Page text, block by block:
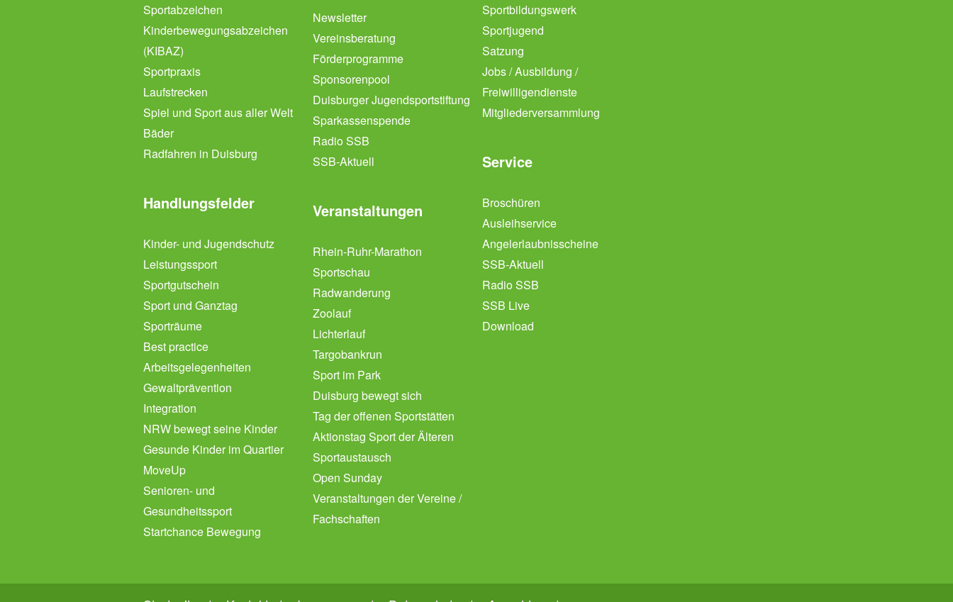
Sportabzeichen
Kinderbewegungsabzeichen
(KIBAZ)
Sportpraxis
Laufstrecken
Spiel und Sport aus aller Welt
Bäder
Radfahren in Duisburg
Handlungsfelder
Kinder- und Jugendschutz
Leistungssport
Sportgutschein
Sport und Ganztag
Sporträume
Best practice
Arbeitsgelegenheiten
Gewaltprävention
Integration
NRW bewegt seine Kinder
Gesunde Kinder im Quartier
MoveUp
Senioren- und
Gesundheitssport
Startchance Bewegung
Newsletter
Vereinsberatung
Förderprogramme
Sponsorenpool
Duisburger Jugendsportstiftung
Sparkassenspende
Radio SSB
SSB-Aktuell
Veranstaltungen
Rhein-Ruhr-Marathon
Sportschau
Radwanderung
Zoolauf
Lichterlauf
Targobankrun
Sport im Park
Duisburg bewegt sich
Tag der offenen Sportstätten
Aktionstag Sport der Älteren
Sportaustausch
Open Sunday
Veranstaltungen der Vereine /
Fachschaften
Sportbildungswerk
Sportjugend
Satzung
Jobs / Ausbildung /
Freiwilligendienste
Mitgliederversammlung
Service
Broschüren
Ausleihservice
Angelerlaubnisscheine
SSB-Aktuell
Radio SSB
SSB Live
Download